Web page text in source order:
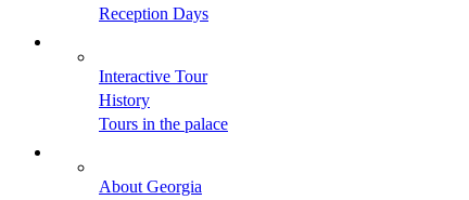
Reception Days
Interactive Tour
History
Tours in the palace
About Georgia